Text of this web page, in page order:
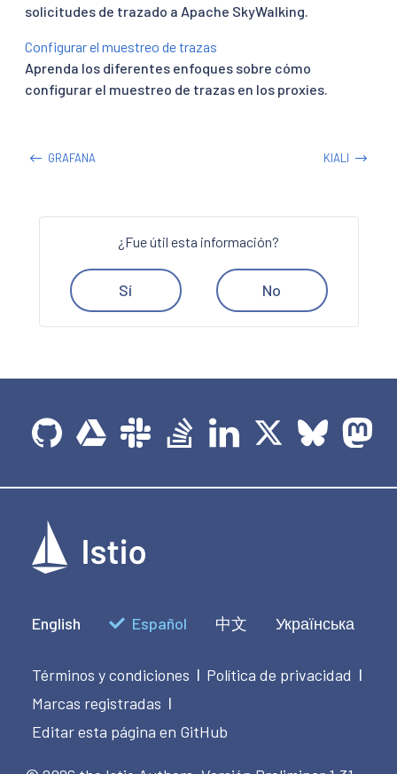
solicitudes de trazado a Apache SkyWalking.
Configurar el muestreo de trazas
Aprenda los diferentes enfoques sobre cómo
configurar el muestreo de trazas en los proxies.
GRAFANA KIALI
¿Fue útil esta información?
Sí No
English Español 中文 Українська
Términos y condiciones | Política de privacidad |
Marcas registradas |
Editar esta página en GitHub